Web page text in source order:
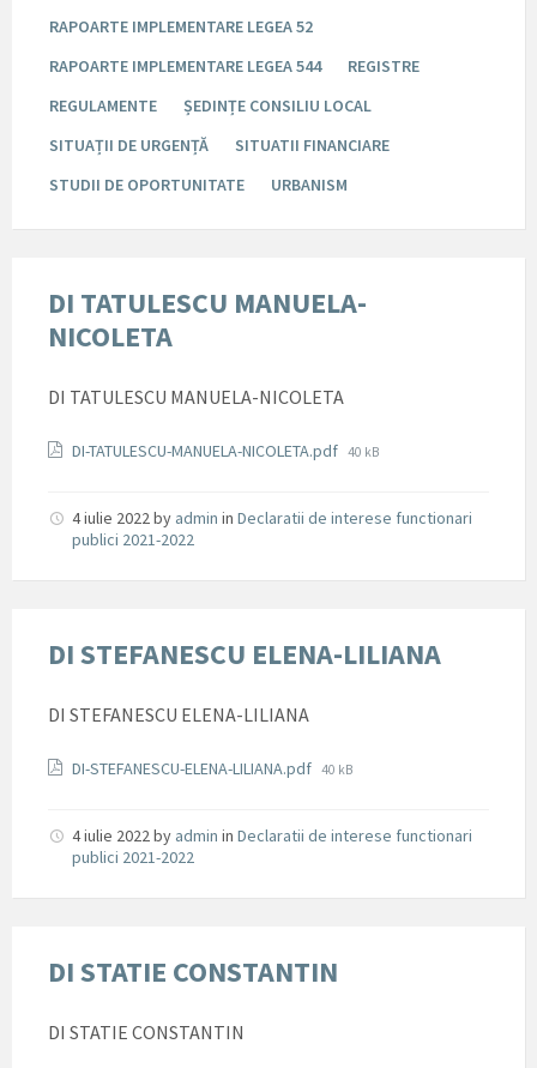
RAPOARTE IMPLEMENTARE LEGEA 52
RAPOARTE IMPLEMENTARE LEGEA 544
REGISTRE
REGULAMENTE
ȘEDINȚE CONSILIU LOCAL
SITUAȚII DE URGENȚĂ
SITUATII FINANCIARE
STUDII DE OPORTUNITATE
URBANISM
DI TATULESCU MANUELA-
NICOLETA
DI TATULESCU MANUELA-NICOLETA
Documente
DI-TATULESCU-MANUELA-NICOLETA.pdf File
40 kB
4 iulie 2022by admin in Declaratii de interese functionari
publici 2021-2022
DI STEFANESCU ELENA-LILIANA
DI STEFANESCU ELENA-LILIANA
Documente
DI-STEFANESCU-ELENA-LILIANA.pdf File
40 kB
4 iulie 2022by admin in Declaratii de interese functionari
publici 2021-2022
DI STATIE CONSTANTIN
DI STATIE CONSTANTIN